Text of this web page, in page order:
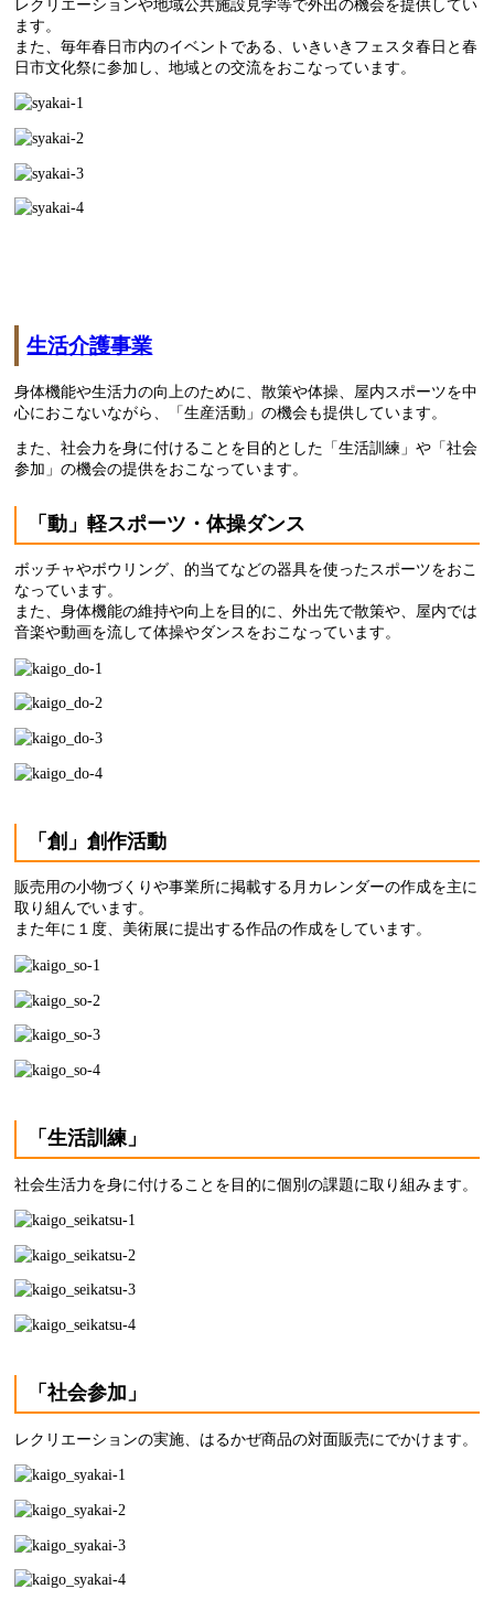
レクリエーションや地域公共施設見学等で外出の機会を提供してい
ます。
また、毎年春日市内のイベントである、いきいきフェスタ春日と春
日市文化祭に参加し、地域との交流をおこなっています。
生活介護事業
身体機能や生活力の向上のために、散策や体操、屋内スポーツを中
心におこないながら、「生産活動」の機会も提供しています。
また、社会力を身に付けることを目的とした「生活訓練」や「社会
参加」の機会の提供をおこなっています。
「動」軽スポーツ・体操ダンス
ボッチャやボウリング、的当てなどの器具を使ったスポーツをおこ
なっています。
また、身体機能の維持や向上を目的に、外出先で散策や、屋内では
音楽や動画を流して体操やダンスをおこなっています。
「創」創作活動
販売用の小物づくりや事業所に掲載する月カレンダーの作成を主に
取り組んでいます。
また年に１度、美術展に提出する作品の作成をしています。
「生活訓練」
社会生活力を身に付けることを目的に個別の課題に取り組みます。
「社会参加」
レクリエーションの実施、はるかぜ商品の対面販売にでかけます。